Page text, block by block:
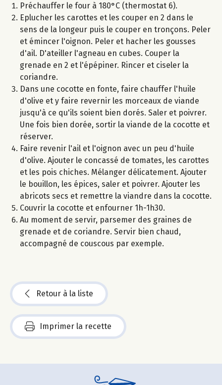
Préchauffer le four à 180°C (thermostat 6).
Eplucher les carottes et les couper en 2 dans le
sens de la longeur puis le couper en tronçons. Peler
et émincer l'oignon. Peler et hacher les gousses
d'ail. D'ateiller l'agneau en cubes. Couper la
grenade en 2 et l'épépiner. Rincer et ciseler la
coriandre.
Dans une cocotte en fonte, faire chauffer l'huile
d'olive et y faire revernir les morceaux de viande
jusqu'à ce qu'ils soient bien dorés. Saler et poivrer.
Une fois bien dorée, sortir la viande de la cocotte et
réserver.
Faire revenir l'ail et l'oignon avec un peu d'huile
d'olive. Ajouter le concassé de tomates, les carottes
et les pois chiches. Mélanger délicatement. Ajouter
le bouillon, les épices, saler et poivrer. Ajouter les
abricots secs et remettre la viandre dans la cocotte.
Couvrir la cocotte et enfourner 1h-1h30.
Au moment de servir, parsemer des graines de
grenade et de coriandre. Servir bien chaud,
accompagné de couscous par exemple.
Retour à la liste
Imprimer la recette